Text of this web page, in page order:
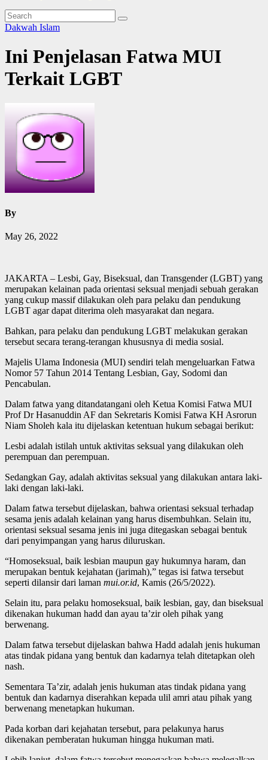
Dakwah Islam
Ini Penjelasan Fatwa MUI
Terkait LGBT
By
May 26, 2022
JAKARTA – Lesbi, Gay, Biseksual, dan Transgender (LGBT) yang
merupakan kelainan pada orientasi seksual menjadi sebuah gerakan
yang cukup massif dilakukan oleh para pelaku dan pendukung
LGBT agar dapat diterima oleh masyarakat dan negara.
Bahkan, para pelaku dan pendukung LGBT melakukan gerakan
tersebut secara terang-terangan khususnya di media sosial.
Majelis Ulama Indonesia (MUI) sendiri telah mengeluarkan Fatwa
Nomor 57 Tahun 2014 Tentang Lesbian, Gay, Sodomi dan
Pencabulan.
Dalam fatwa yang ditandatangani oleh Ketua Komisi Fatwa MUI
Prof Dr Hasanuddin AF dan Sekretaris Komisi Fatwa KH Asrorun
Niam Sholeh kala itu dijelaskan ketentuan hukum sebagai berikut:
Lesbi adalah istilah untuk aktivitas seksual yang dilakukan oleh
perempuan dan perempuan.
Sedangkan Gay, adalah aktivitas seksual yang dilakukan antara laki-
laki dengan laki-laki.
Dalam fatwa tersebut dijelaskan, bahwa orientasi seksual terhadap
sesama jenis adalah kelainan yang harus disembuhkan. Selain itu,
orientasi seksual sesama jenis ini juga ditegaskan sebagai bentuk
dari penyimpangan yang harus diluruskan.
“Homoseksual, baik lesbian maupun gay hukumnya haram, dan
merupakan bentuk kejahatan (jarimah),” tegas isi fatwa tersebut
seperti dilansir dari laman mui.or.id, Kamis (26/5/2022).
Selain itu, para pelaku homoseksual, baik lesbian, gay, dan biseksual
dikenakan hukuman hadd dan ayau ta’zir oleh pihak yang
berwenang.
Dalam fatwa tersebut dijelaskan bahwa Hadd adalah jenis hukuman
atas tindak pidana yang bentuk dan kadarnya telah ditetapkan oleh
nash.
Sementara Ta’zir, adalah jenis hukuman atas tindak pidana yang
bentuk dan kadarnya diserahkan kepada ulil amri atau pihak yang
berwenang menetapkan hukuman.
Pada korban dari kejahatan tersebut, para pelakunya harus
dikenakan pemberatan hukuman hingga hukuman mati.